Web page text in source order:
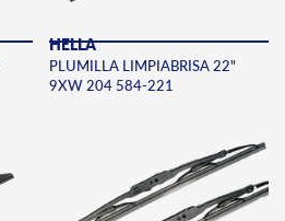
HELLA
PLUMILLA LIMPIABRISA 22"
9XW 204 584-221